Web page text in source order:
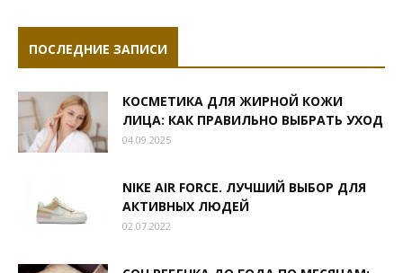
ПОСЛЕДНИЕ ЗАПИСИ
КОСМЕТИКА ДЛЯ ЖИРНОЙ КОЖИ
ЛИЦА: КАК ПРАВИЛЬНО ВЫБРАТЬ УХОД
04.09.2025
NIKE AIR FORCE. ЛУЧШИЙ ВЫБОР ДЛЯ
АКТИВНЫХ ЛЮДЕЙ
02.07.2022